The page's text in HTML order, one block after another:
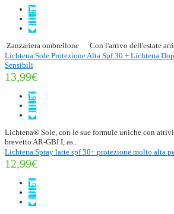
Zanzariera ombrellone Con l'arrivo dell'estate
Lichtena Sole Protezione Alta Spf 30 + Lichtena
Sensibili
13,99€
Lichtena® Sole, con le sue formule uniche con
brevetto AR-GBI I, as..
Lichtena Spray latte spf 30+ protezione molto alta
12,99€